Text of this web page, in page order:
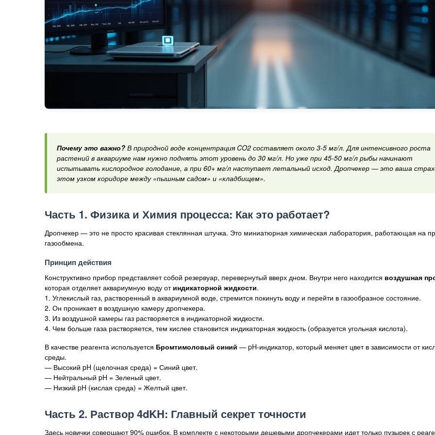
Почему это важно? В природной воде концентрация CO2 составляет около 3-5 мг/л. Для интенсивного роста
растений в аквариуме нам нужно поднять этот уровень до 30 мг/л. Но уже при 45-50 мг/л рыбы начинают
испытывать кислородное голодание, а при 60+ мг/л наступает летальный исход. Дропчекер — это ваша
этом узком коридоре между «пышным садом» и «кладбищем».
Часть 1. Физика и Химия процесса: Как это работает?
Дропчекер — это не просто красивая стеклянная штучка. Это миниатюрная химическая лаборатория, работающая на
газообмена.
Принцип действия
Конструктивно прибор представляет собой резервуар, перевернутый вверх дном. Внутри него находится воздушная
которая отделяет аквариумную воду от индикаторной жидкости.
1. Углекислый газ, растворенный в аквариумной воде, стремится покинуть воду и перейти в газообразное состояние.
2. Он проникает в воздушную камеру дропчекера.
3. Из воздушной камеры газ растворяется в индикаторной жидкости.
4. Чем больше газа растворяется, тем кислее становится индикаторная жидкость (образуется угольная кислота).
В качестве реагента используется Бромтимоловый синий — pH-индикатор, который меняет цвет в зависимости от
среды.
— Высокий pH (щелочная среда) = Синий цвет.
— Нейтральный pH = Зеленый цвет.
— Низкий pH (кислая среда) = Желтый цвет.
Часть 2. Раствор 4dKH: Главный секрет точности
Здесь новички совершают 90% ошибок. В комплекте с некоторыми дешевыми дропчекерами идет только пузырек с